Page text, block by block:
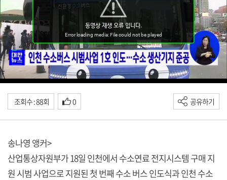
조회수 : 88회 0 공유하기
송나영 앵커>
산업통상자원부가 18일 인천에서 수소연료 전지시스템 구매 지
원 시범 사업으로 지원된 첫 번째 수소 버스 인도식과 인천 수소